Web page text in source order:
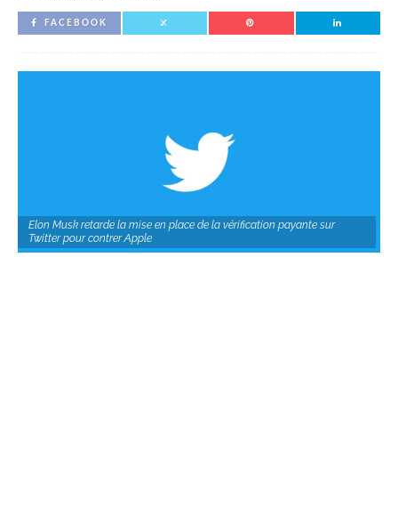
FACEBOOK
Elon Musk retarde la mise en place de la vérification payante sur
Twitter pour contrer Apple